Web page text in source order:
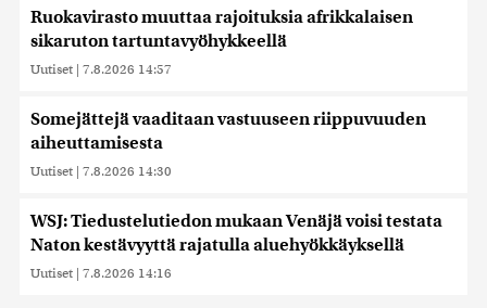
Ruokavirasto muuttaa rajoituksia afrikkalaisen
sikaruton tartuntavyöhykkeellä
Uutiset | 7.8.2026 14:57
Somejättejä vaaditaan vastuuseen riippuvuuden
aiheuttamisesta
Uutiset | 7.8.2026 14:30
WSJ: Tiedustelutiedon mukaan Venäjä voisi testata
Naton kestävyyttä rajatulla aluehyökkäyksellä
Uutiset | 7.8.2026 14:16